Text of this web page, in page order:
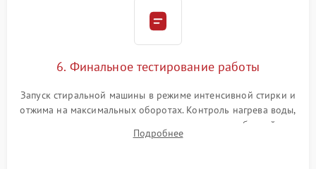
6. Финальное тестирование работы
Запуск стиральной машины в режиме интенсивной стирки и
отжима на максимальных оборотах. Контроль нагрева воды,
корректности слива, отсутствия излишних вибраций,
посторонних стуков и протечек под корпусом.
Подробнее